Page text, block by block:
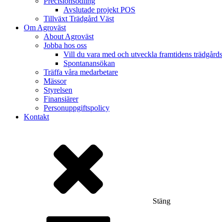
Avslutade projekt POS
Tillväxt Trädgård Väst
Om Agroväst
About Agroväst
Jobba hos oss
Vill du vara med och utveckla framtidens
Spontanansökan
Träffa våra medarbetare
Mässor
Styrelsen
Finansiärer
Personuppgiftspolicy
Kontakt
Stäng